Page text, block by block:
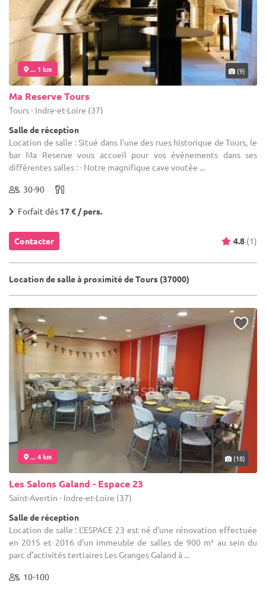
... 1 km (9)
Ma Reserve Tours
Tours - Indre-et-Loire (37)
Salle de réception
Location de salle : Situé dans l'une des rues historique de Tours, le
bar Ma Reserve vous accueil pour vos évènements dans ses
différentes salles : - Notre magnifique cave voutée ...
30-90
Forfait dès 17 € / pers.
Contacter 4.8 (1)
Location de salle à proximité de Tours (37000)
... 4 km (18)
Les Salons Galand - Espace 23
Saint-Avertin - Indre-et-Loire (37)
Salle de réception
Location de salle : L’ESPACE 23 est né d’une rénovation effectuée
en 2015 et 2016 d’un immeuble de salles de 900 m² au sein du
parc d’activités tertiaires Les Granges Galand à ...
10-100